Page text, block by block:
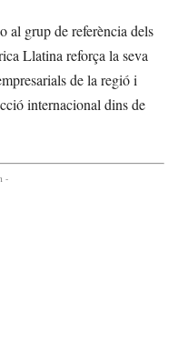
al grup de referència dels
Llatina reforça la seva
de la regió i
internacional dins de
-